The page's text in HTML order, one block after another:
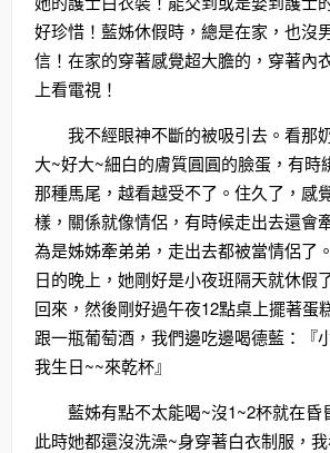
好珍惜！藍姊休假時，總是在家，也沒
信！在家的穿著感覺超大膽的，穿著內
上看電視！
我不經眼神不斷的被吸引去。看那
大~好大~細白的膚質圓圓的臉蛋，有時
那種馬尾，越看越受不了。住久了，感
樣，關係就像情侶，有時候走出去還會
為是姊姊牽弟弟，走出去都被當情侶了
日的晚上，她剛好是小夜班隔天就休假
回來，然後剛好過午夜12點桌上擺著蛋
跟一瓶葡萄酒，我們邊吃邊喝德藍：『
我生日~~來乾杯』
藍姊有點不太能喝~沒1~2杯就在昏
此時她都還沒洗澡~身穿著白衣制服，